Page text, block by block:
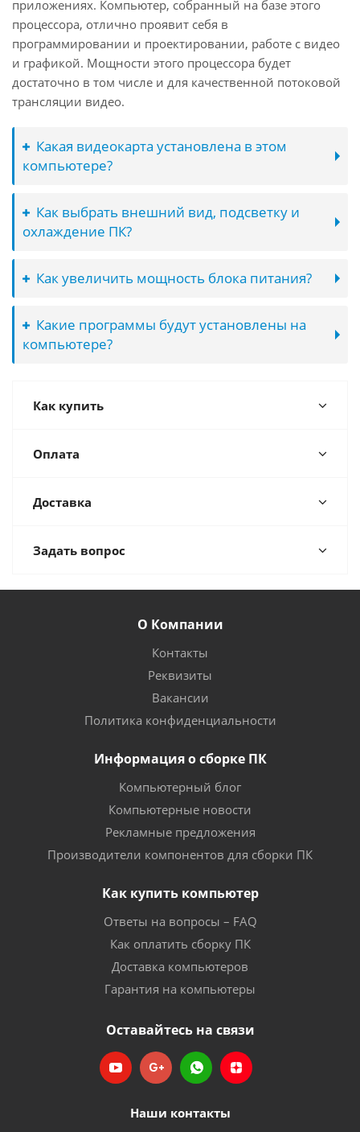
приложениях. Компьютер, собранный на базе этого
процессора, отлично проявит себя в
программировании и проектировании, работе с видео
и графикой. Мощности этого процессора будет
достаточно в том числе и для качественной потоковой
трансляции видео.
Какая видеокарта установлена в этом
компьютере?
Как выбрать внешний вид, подсветку и
охлаждение ПК?
Как увеличить мощность блока питания?
Какие программы будут установлены на
компьютере?
Как купить
Оплата
Доставка
Задать вопрос
О Компании
Контакты
Реквизиты
Вакансии
Политика конфиденциальности
Информация о сборке ПК
Компьютерный блог
Компьютерные новости
Рекламные предложения
Производители компонентов для сборки ПК
Как купить компьютер
Ответы на вопросы – FAQ
Как оплатить сборку ПК
Доставка компьютеров
Гарантия на компьютеры
Оставайтесь на связи
Наши контакты